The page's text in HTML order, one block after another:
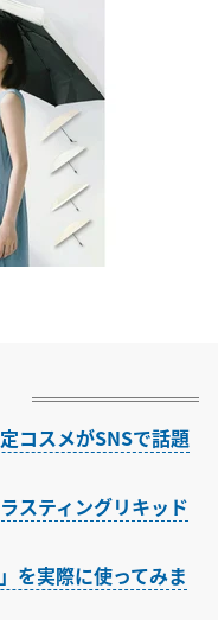
コスメがSNSで話題
スティングリキッド
を実際に使ってみま